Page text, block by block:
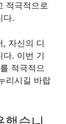
적극적으로
다.
, 자신의 디
다. 이번 기
적극적으
리시길 바랍